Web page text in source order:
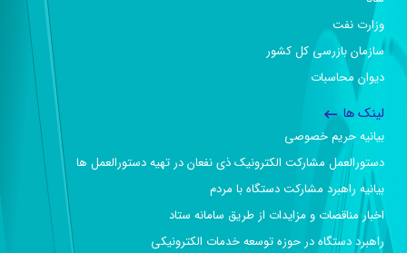
وزارت نفت
سازمان بازرسی کل کشور
دیوان محاسبات
لینک ها
بیانیه حریم خصوصی
دستورالعمل مشارکت الکترونیک ذی نفعان در تهیه دستورالعمل ها
بیانیه راهبرد مشارکت دستگاه با مردم
اخبار مناقصات و مزایدات از طریق سامانه ستاد
راهبرد دستگاه در حوزه توسعه خدمات الکترونیکی